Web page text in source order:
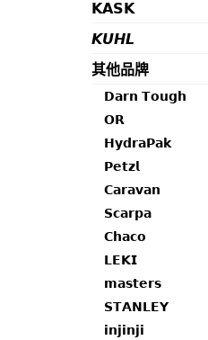
𝗞𝗔𝗦𝗞
𝙆𝙐𝙃𝙇
其他品牌
𝗗𝗮𝗿𝗻 𝗧𝗼𝘂𝗴𝗵
𝗢𝗥
𝗛𝘆𝗱𝗿𝗮𝗣𝗮𝗸
𝗣𝗲𝘁𝘇𝗹
𝗖𝗮𝗿𝗮𝘃𝗮𝗻
𝗦𝗰𝗮𝗿𝗽𝗮
𝗖𝗵𝗮𝗰𝗼
𝗟𝗘𝗞𝗜
𝗺𝗮𝘀𝘁𝗲𝗿𝘀
𝗦𝗧𝗔𝗡𝗟𝗘𝗬
𝗶𝗻𝗷𝗶𝗻𝗷𝗶